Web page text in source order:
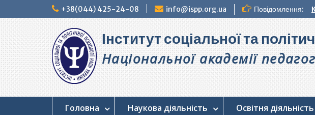
до
+38(044) 425-24-08 info@ispp.org.ua Повідомлення:
Інститут соціальної та
Національної академії
Головна Наукова діяльність Освітня діяльність